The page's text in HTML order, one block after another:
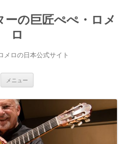
の巨匠ぺぺ・ロメ
ロ
メロの日本公式サイト
メニュー